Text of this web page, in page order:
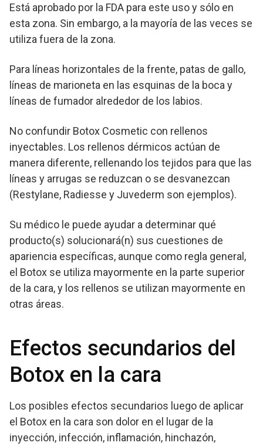
Está aprobado por la FDA para este uso y sólo en
esta zona. Sin embargo, a la mayoría de las veces se
utiliza fuera de la zona.
Para líneas horizontales de la frente, patas de gallo,
líneas de marioneta en las esquinas de la boca y
líneas de fumador alrededor de los labios.
No confundir Botox Cosmetic con rellenos
inyectables. Los rellenos dérmicos actúan de
manera diferente, rellenando los tejidos para que las
líneas y arrugas se reduzcan o se desvanezcan
(Restylane, Radiesse y Juvederm son ejemplos).
Su médico le puede ayudar a determinar qué
producto(s) solucionará(n) sus cuestiones de
apariencia específicas, aunque como regla general,
el Botox se utiliza mayormente en la parte superior
de la cara, y los rellenos se utilizan mayormente en
otras áreas.
Efectos secundarios del
Botox en la cara
Los posibles efectos secundarios luego de aplicar
el Botox en la cara son dolor en el lugar de la
inyección, infección, inflamación, hinchazón,